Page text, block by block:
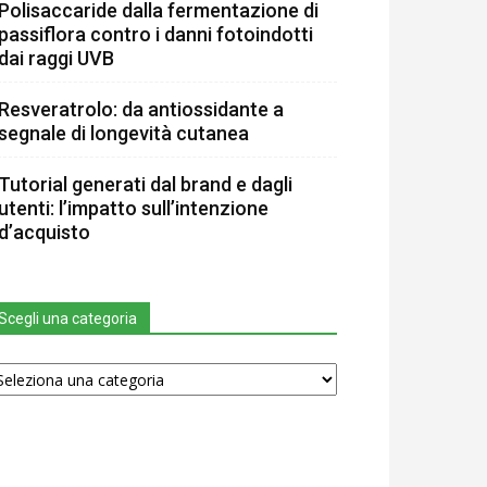
Polisaccaride dalla fermentazione di
passiflora contro i danni fotoindotti
dai raggi UVB
Resveratrolo: da antiossidante a
di longevità cutanea
Tutorial generati dal brand e dagli
utenti: l’impatto sull’intenzione
d’acquisto
una categoria